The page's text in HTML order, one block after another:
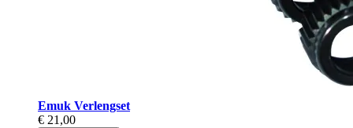
Emuk Verlengset
€ 21,00